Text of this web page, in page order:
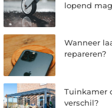
lopend
Wanneer
repareren?
Tuinkamer
verschil?